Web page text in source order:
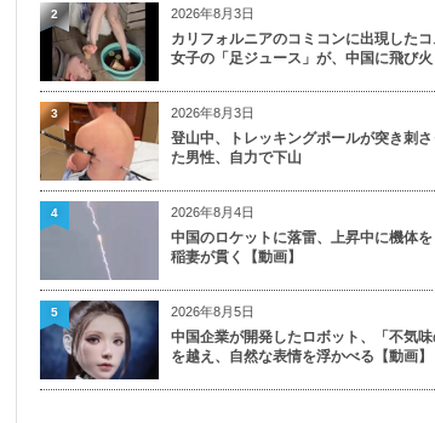
2026年8月3日
カリフォルニアのコミコンに出現したコ
女子の「足ジュース」が、中国に飛び火
2
2026年8月3日
登山中、トレッキングポールが突き刺さ
た男性、自力で下山
3
2026年8月4日
中国のロケットに落雷、上昇中に機体を
稲妻が貫く【動画】
4
2026年8月5日
中国企業が開発したロボット、「不気味
を越え、自然な表情を浮かべる【動画】
5